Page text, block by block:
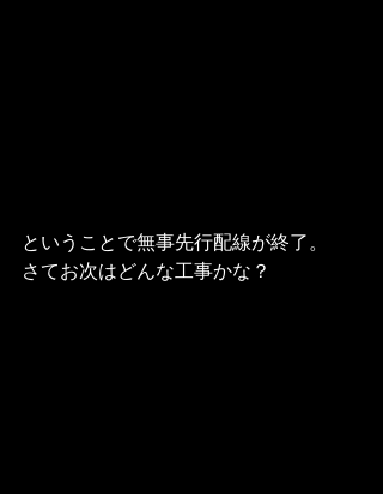
ということで無事先行配線が終了。
さてお次はどんな工事かな？